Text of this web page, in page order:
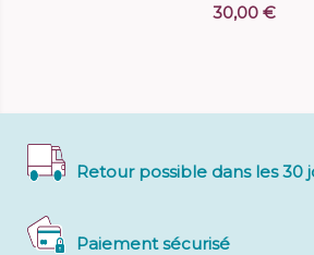
30,00 €
Retour possible dans les 30
Paiement sécurisé